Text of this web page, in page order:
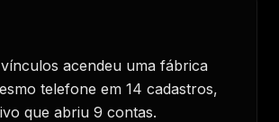
acendeu uma fábrica
telefone em 14 cadastros,
que abriu 9 contas.